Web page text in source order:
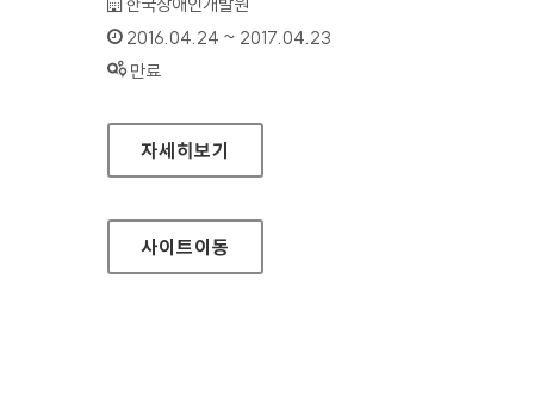
인증기간 :
2016.04.24 ~ 2017.04.23
상태 :
만료
인천전략기금 운영사무국 영문 홈페이지
자세히보기
사이트이동